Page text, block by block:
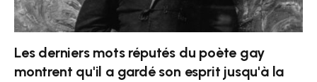
Les derniers mots réputés du poète gay
montrent qu'il a gardé son esprit jusqu'à la